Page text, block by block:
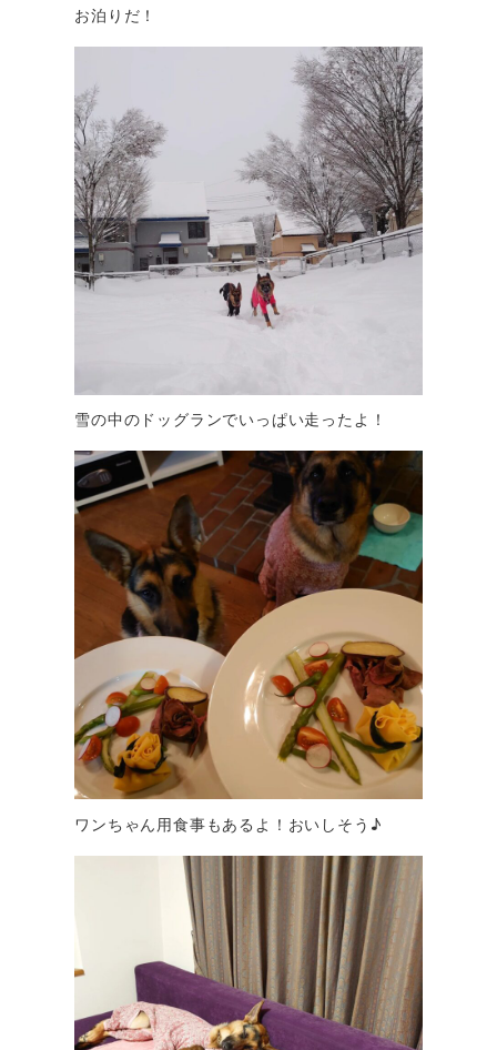
お泊りだ！
雪の中のドッグランでいっぱい走ったよ！
ワンちゃん用食事もあるよ！おいしそう♪